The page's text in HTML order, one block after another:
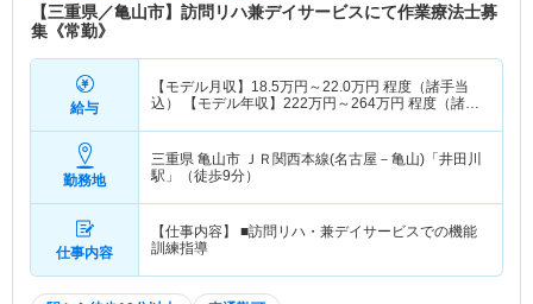
【三重県／亀山市】訪問リハ兼デイサービスにて作業療法士募
集《常勤》
給与
【モデル月収】 18.5万円～22.0万円 程度（諸手当
込） 【モデル年収】 222万円～264万円 程度（諸手
勤務地
三重県 亀山市 ＪＲ関西本線(名古屋－亀山)「井田川
駅」（徒歩9分）
仕事内容
【仕事内容】 ■訪問リハ・兼デイサービスでの機能
訓練指導